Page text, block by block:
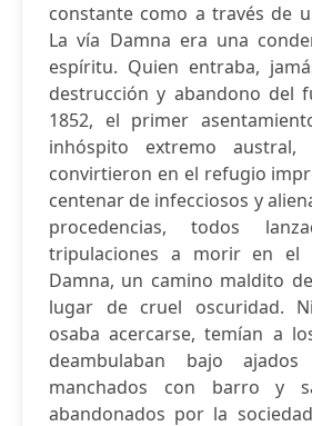
constante como a través de
La vía Damna era una
espíritu. Quien entraba,
destrucción y abandono del
1852, el primer
inhóspito extremo
convirtieron en el refugio
centenar de infecciosos y
procedencias, todos
tripulaciones a morir en el
Damna, un camino maldito
lugar de cruel oscuridad.
osaba acercarse, temían a
deambulaban bajo
manchados con barro y
abandonados por la